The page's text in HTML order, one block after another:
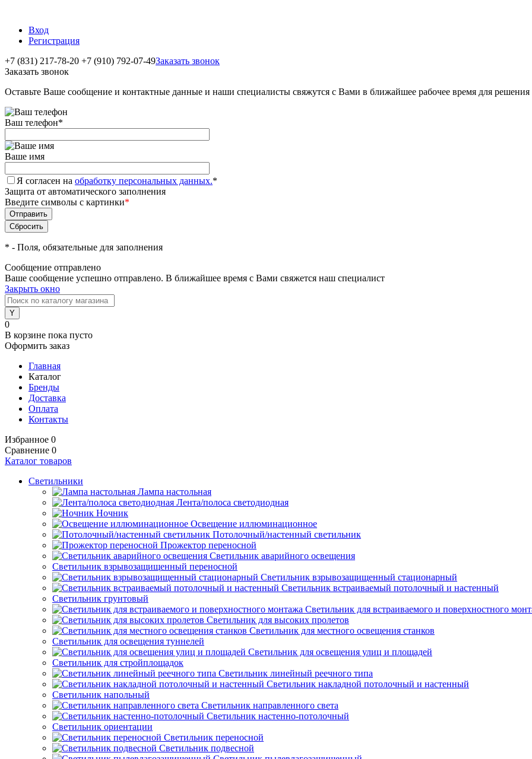
Вход
Регистрация
+7 (831) 217-78-20 +7 (910) 792-07-49Заказать звонок
Заказать звонок
Оставьте Ваше сообщение и контактные данные и наши специалисты свяжутся с Вами в ближайшее рабочее время для
Ваш телефон*
Ваше имя
Я согласен на обработку персональных данных.*
Защита от автоматического заполнения
Введите символы с картинки*
* - Поля, обязательные для заполнения
Сообщение отправлено
Ваше сообщение успешно отправлено. В ближайшее время с Вами свяжется наш специалист
Закрыть окно
0
В корзине пока пусто
Оформить заказ
Главная
Каталог
Бренды
Доставка
Оплата
Контакты
Избранное 0
Сравнение 0
Каталог товаров
Светильники
Лампа настольная
Лента/полоса светодиодная
Ночник
Освещение иллюминационное
Потолочный/настенный светильник
Прожектор переносной
Светильник аварийного освещения
Светильник взрывозащищенный переносной
Светильник взрывозащищенный стационарный
Светильник встраиваемый потолочный и настенный
Светильник грунтовый
Светильник для встраиваемого и поверхностного
Светильник для высоких пролетов
Светильник для местного освещения станков
Светильник для освещения туннелей
Светильник для освещения улиц и площадей
Светильник для стройплощадок
Светильник линейный реечного типа
Светильник накладной потолочный и настенный
Светильник напольный
Светильник направленного света
Светильник настенно-потолочный
Светильник ориентации
Светильник переносной
Светильник подвесной